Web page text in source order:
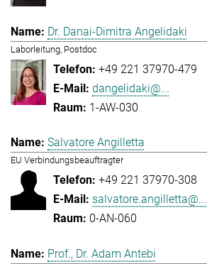
Dr. Danai-Dimitra Angelidaki
Laborleitung, Postdoc
+49 221 37970-479
dangelidaki@...
1-AW-030
Salvatore Angilletta
EU Verbindungsbeauftragter
+49 221 37970-308
salvatore.angilletta@...
0-AN-060
Prof., Dr. Adam Antebi